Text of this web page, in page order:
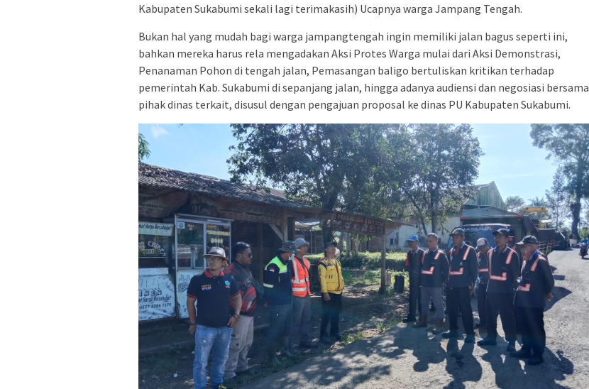
Kabupaten Sukabumi sekali lagi terimakasih) Ucapnya warga Jampang Tengah.
Bukan hal yang mudah bagi warga jampangtengah ingin memiliki jalan bagus seperti ini,
bahkan mereka harus rela mengadakan Aksi Protes Warga mulai dari Aksi Demonstrasi,
Penanaman Pohon di tengah jalan, Pemasangan baligo bertuliskan kritikan terhadap
pemerintah Kab. Sukabumi di sepanjang jalan, hingga adanya audiensi dan negosiasi bersama
pihak dinas terkait, disusul dengan pengajuan proposal ke dinas PU Kabupaten Sukabumi.